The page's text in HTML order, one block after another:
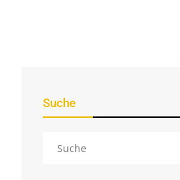
Suche